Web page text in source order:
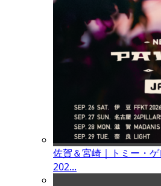
佐賀＆宮崎｜トミー・
202...